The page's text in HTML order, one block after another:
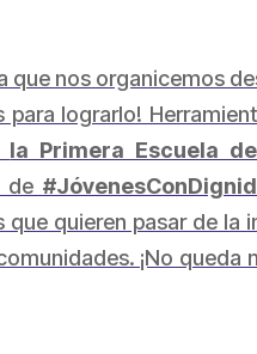
nos organicemos
para lograrlo!
la Primera Escuela
de
quieren pasar de la
¡No queda